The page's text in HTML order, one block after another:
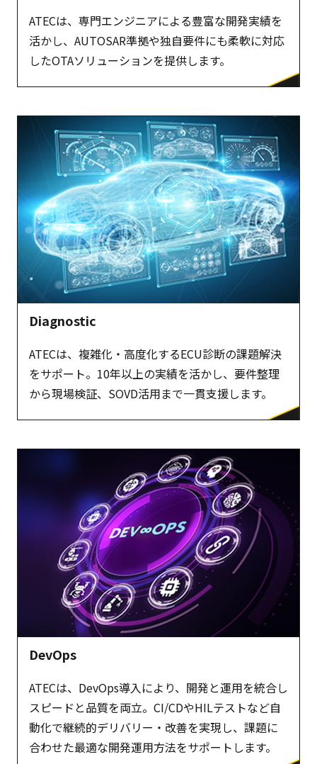
ATECは、専門エンジニアによる豊富な開発実績を
活かし、AUTOSAR準拠や独自要件にも柔軟に対応
したOTAソリューションを提供します。
Diagnostic
ATECは、複雑化・高度化するECU診断の課題解決
をサポート。10年以上の実績を活かし、要件整理
から現場検証、SOVD活用まで一貫支援します。
DevOps
ATECは、DevOps導入により、開発と運用を統合し
スピードと品質を両立。CI/CDやHILテストなど自
動化で継続的デリバリー・改善を実現し、課題に
合わせた最適な開発運用方法をサポートします。